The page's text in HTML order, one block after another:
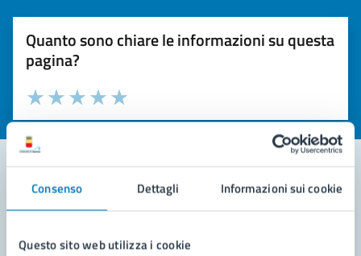
Consenso Dettagli Informazioni sui cookie
Questo sito web utilizza i cookie
Quanto sono chiare le informazioni su questa
pagina?
Valuta la chiarezza delle informazioni (da 1 a 5 stelle)
Seleziona il numero di stelle per valutare la chiarezza delle
Valuta 5 stelle su 5
Valuta 4 stelle su 5
Valuta 3 stelle su 5
Valuta 2 stelle su 5
Valuta 1 stelle su 5
Contatta il comune
Leggi le domande frequenti